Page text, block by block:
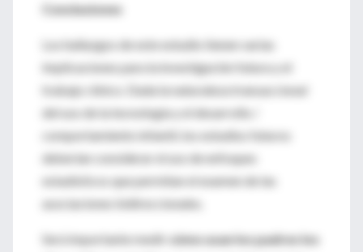
Conclusiones
Los hallazgos de este estudio tienen varias
implicaciones para la investigación futura y el
trabajo clínico. Dada la naturaleza transaccional
del uso de la tecnología y el desarrollo /
comportamiento infantil, los estudios futuros
deberían considerar el uso de enfoques
estadísticos que permitan el examen de las
asociaciones bidireccionales.
Será importante medir cómo usan los padres los